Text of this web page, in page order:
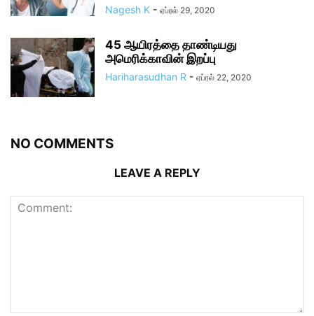
Nagesh K - ஏப்ரல் 29, 2020
45 ஆயிரத்தை தாண்டியது
அமெரிக்காவின் இறப்பு
Hariharasudhan R - ஏப்ரல் 22, 2020
NO COMMENTS
LEAVE A REPLY